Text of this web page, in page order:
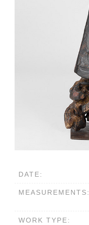
DATE:
MEASUREMENTS:
WORK TYPE: